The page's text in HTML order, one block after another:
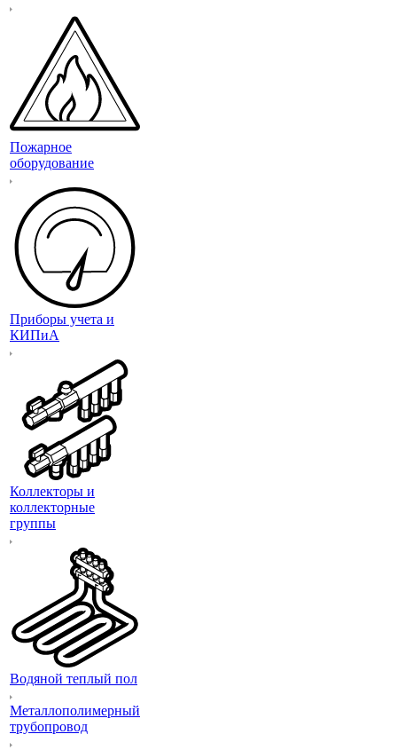
Пожарное
оборудование
Приборы учета и
КИПиА
Коллекторы и
коллекторные
группы
Водяной теплый пол
Металлополимерный
трубопровод